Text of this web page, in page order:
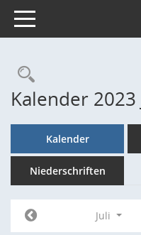
Toggle navigation
Kalender 2023
Kalender
Niederschriften
Juli